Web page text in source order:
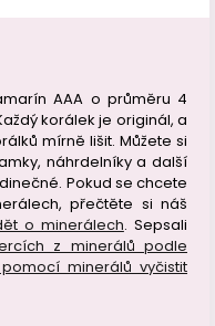
AAA o průměru 4
korálek je originál, a
mírně lišit. Můžete si
náhrdelníky a další
Pokud se chcete
přečtěte si náš
o minerálech. Sepsali
z minerálů podle
minerálů vyčistit